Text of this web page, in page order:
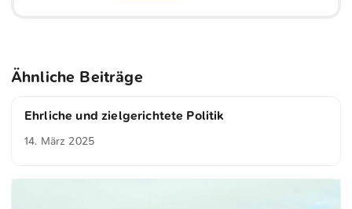
Ähnliche Beiträge
Ehrliche und zielgerichtete Politik
14. März 2025